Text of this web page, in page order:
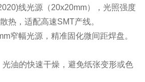
线光源（20x20mm），光照强度
热，适配高速SMT产线。
幅光源，精准固化微间距焊盘。
油的快速干燥，避免纸张变形或色